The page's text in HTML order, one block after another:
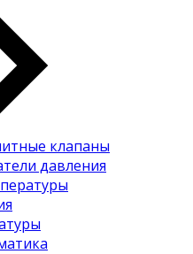
клапаны
давления